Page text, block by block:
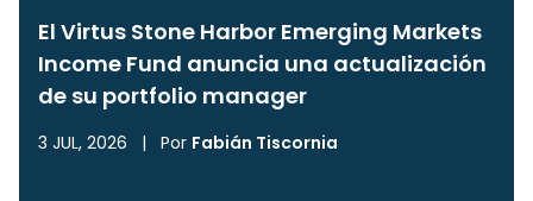
El Virtus Stone Harbor Emerging Markets
Income Fund anuncia una actualización
de su portfolio manager
3 JUL, 2026 | Por Fabián Tiscornia